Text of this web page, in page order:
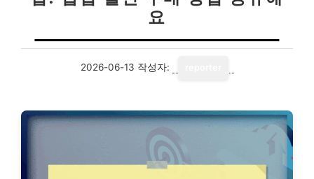
요
2026-06-13 작성자: